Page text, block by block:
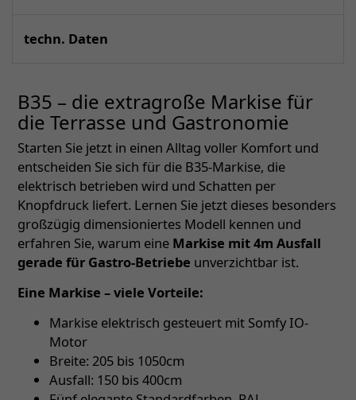
techn. Daten
B35 – die extragroße Markise für
die Terrasse und Gastronomie
Starten Sie jetzt in einen Alltag voller Komfort und
entscheiden Sie sich für die B35-Markise, die
elektrisch betrieben wird und Schatten per
Knopfdruck liefert. Lernen Sie jetzt dieses besonders
großzügig dimensioniertes Modell kennen und
erfahren Sie, warum eine Markise mit 4m Ausfall
gerade für Gastro-Betriebe unverzichtbar ist.
Eine Markise – viele Vorteile:
Markise elektrisch gesteuert mit Somfy IO-
Motor
Breite: 205 bis 1050cm
Ausfall: 150 bis 400cm